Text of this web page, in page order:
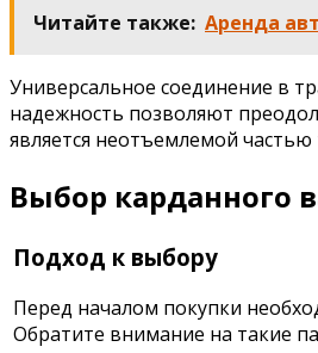
Читайте также: Аренда
Универсальное соединение в
надежность позволяют
является неотъемлемой
Выбор карданного
Подход к выбору
Перед началом покупки
Обратите внимание на такие